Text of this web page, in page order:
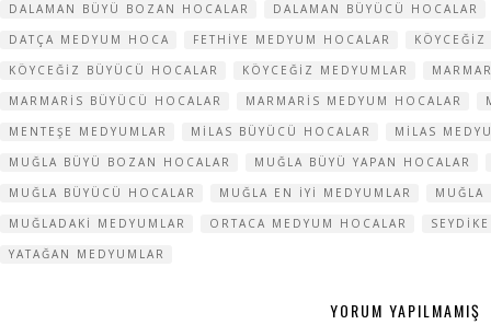
DALAMAN BÜYÜ BOZAN HOCALAR
DALAMAN BÜYÜCÜ HOCALAR
DATÇA MEDYUM HOCA
FETHIYE MEDYUM HOCALAR
KÖYCEĞIZ BÜYÜCÜ HOCALAR
KÖYCEĞIZ MEDYUMLAR
MARMARIS BÜYÜCÜ HOCALAR
MARMARIS MEDYUM HOCALAR
MENTEŞE MEDYUMLAR
MILAS BÜYÜCÜ HOCALAR
MILAS
MUĞLA BÜYÜ BOZAN HOCALAR
MUĞLA BÜYÜ YAPAN HOCALAR
MUĞLA BÜYÜCÜ HOCALAR
MUĞLA EN IYI MEDYUMLAR
MUĞLA
MUĞLADAKI MEDYUMLAR
ORTACA MEDYUM HOCALAR
YATAĞAN MEDYUMLAR
YORUM YAPILMAMIŞ